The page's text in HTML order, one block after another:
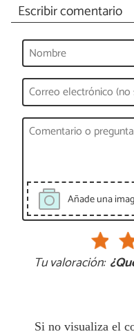
Escribir comentario
Añade una
Tu valoración:
Si no visualiza el